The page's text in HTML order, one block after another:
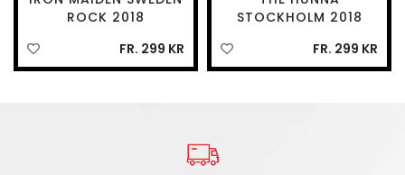
ROCK 2018
FR. 299 KR
STOCKHOLM 2018
FR. 299 KR